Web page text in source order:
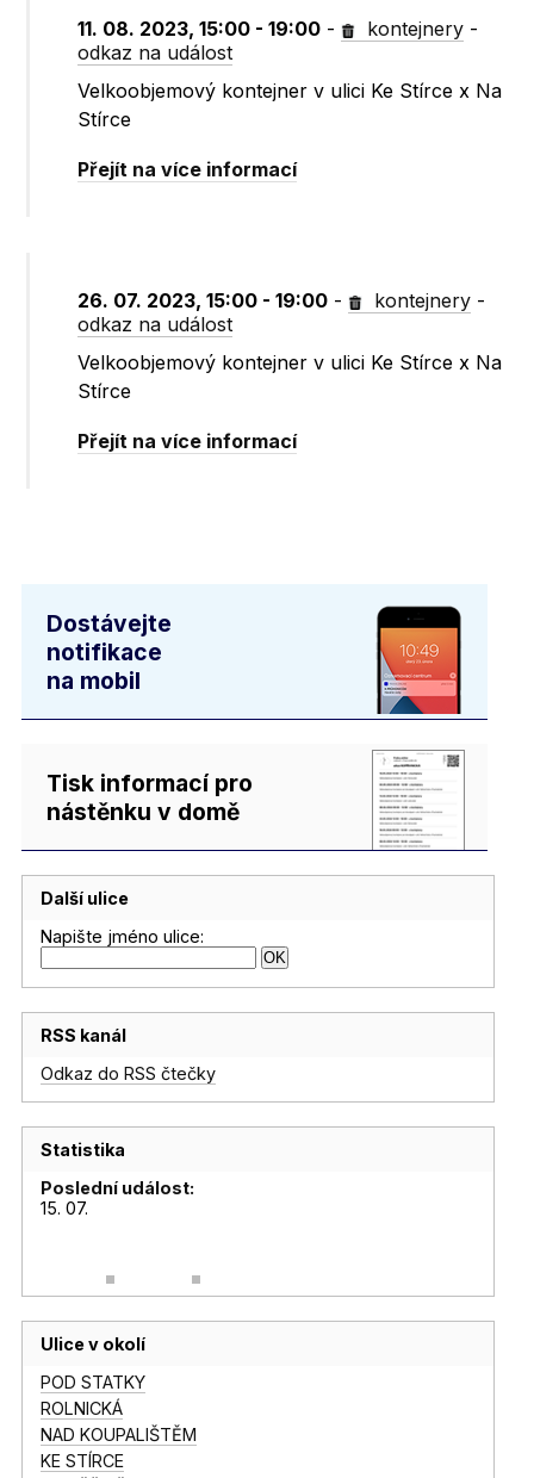
11. 08. 2023, 15:00 - 19:00 - kontejnery -
odkaz na událost
Velkoobjemový kontejner v ulici Ke Stírce x Na
Stírce
Přejít na více informací
26. 07. 2023, 15:00 - 19:00 - kontejnery -
odkaz na událost
Velkoobjemový kontejner v ulici Ke Stírce x Na
Stírce
Přejít na více informací
Dostávejte
notifikace
na mobil
Tisk informací pro
nástěnku v domě
Další ulice
Napište jméno ulice:
RSS kanál
Odkaz do RSS čtečky
Statistika
Poslední událost:
15. 07.
Ulice v okolí
POD STATKY
ROLNICKÁ
NAD KOUPALIŠTĚM
KE STÍRCE